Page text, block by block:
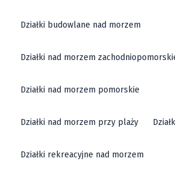
Działki budowlane nad morzem
Działki nad morzem
Działki nad morzem pomorskie
Działki nad morzem przy plaży
Działki rekreacyjne nad morzem